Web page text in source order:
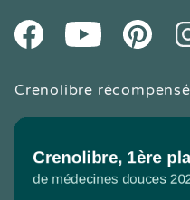
FacebookYoutube
Crenolibre